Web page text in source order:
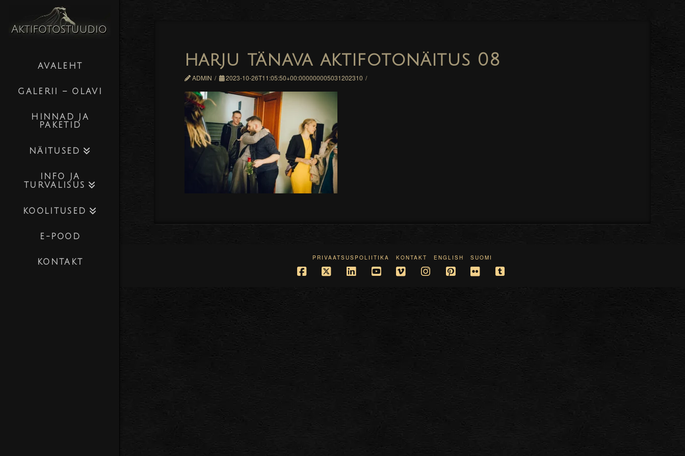
AVALEHT
GALERII – OLAVI
HINNAD JA
PAKETID
NÄITUSED
INFO JA
TURVALISUS
KOOLITUSED
E-POOD
KONTAKT
harju tänava aktifotonäitus 08
ADMIN 2023-10-26T11:05:50+00:000000005031202310
PRIVAATSUSPOLIITIKA KONTAKT ENGLISH SUOMI
Facebook
X YouTubeVimeo Instagram
Pinterest
Flickr